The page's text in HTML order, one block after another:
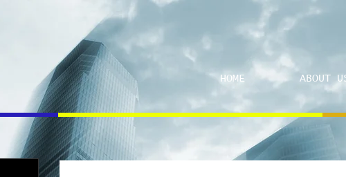
HOME ABOUT